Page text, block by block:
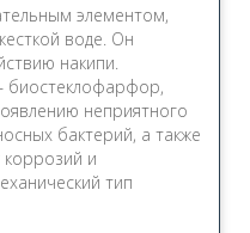
элементом,
воде. Он
накипи.
биостеклофарфор,
неприятного
бактерий, а также
и
тип